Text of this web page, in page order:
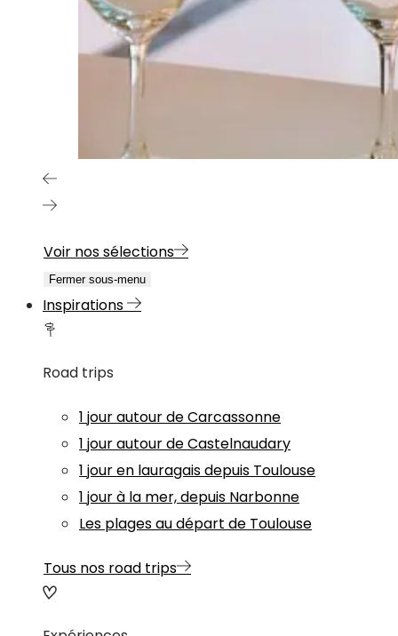
Voir nos sélections
Fermer sous-menu
Inspirations
Road trips
1 jour autour de Carcassonne
1 jour autour de Castelnaudary
1 jour en lauragais depuis Toulouse
1 jour à la mer, depuis Narbonne
Les plages au départ de Toulouse
Tous nos road trips